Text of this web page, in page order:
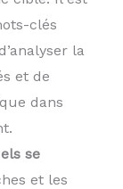
clés
la
et de
dans
se
et les